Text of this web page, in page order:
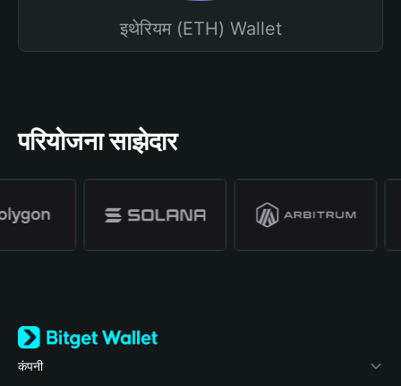
इथेरियम (ETH) Wallet
परियोजना साझेदार
कंपनी